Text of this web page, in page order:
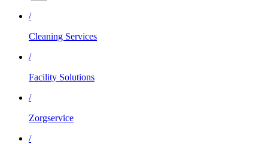
/
Cleaning Services
/
Facility Solutions
/
Zorgservice
/